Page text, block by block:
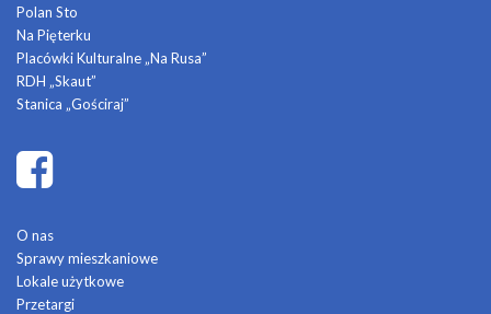
Polan Sto
Na Pięterku
Placówki Kulturalne „Na Rusa”
RDH „Skaut”
Stanica „Gościraj”
O nas
Sprawy mieszkaniowe
Lokale użytkowe
Przetargi